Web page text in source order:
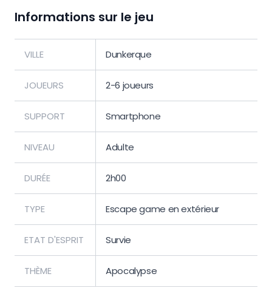
Informations sur le jeu
VILLE Dunkerque
JOUEURS 2-6 joueurs
SUPPORT Smartphone
NIVEAU Adulte
DURÉE 2h00
TYPE Escape game en extérieur
ETAT D'ESPRIT Survie
THÈME Apocalypse